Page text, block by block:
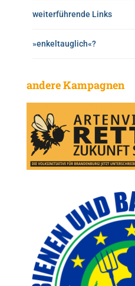
weiterführende Links
»enkeltauglich«?
andere Kampagnen